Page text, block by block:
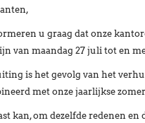
sont faciles à assembler,
Le petit nombre de
cadre en aluminium.
u graag dat onze
vanmaandag 27 juli tot en
is het gevolg van het
met onzejaarlijkse
kan, om dezelfde redenen